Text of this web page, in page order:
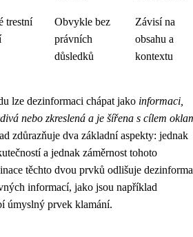
trestní
Obvykle bez
právních
důsledků
Závisí na
obsahu a
kontextu
lze dezinformaci chápat jako informaci,
nebo zkreslená a je šířena s cílem
zdůrazňuje dva základní aspekty: jednak
a jednak záměrnost tohoto
těchto dvou prvků odlišuje
informací, jako jsou například
úmyslný prvek klamání.